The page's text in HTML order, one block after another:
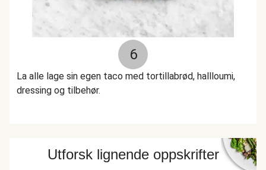
6
La alle lage sin egen taco med tortillabrød, hallloumi,
dressing og tilbehør.
Utforsk lignende oppskrifter